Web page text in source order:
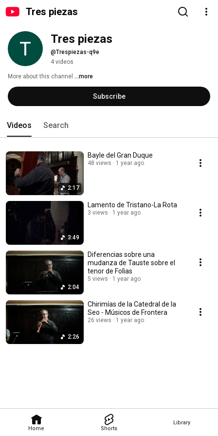
Tres piezas
Home Shorts
Library
Tres piezas
@Trespiezas-q9e
4 videos
More about this channel ...more
Subscribe
Videos Search
2:17
Bayle del Gran Duque
48 views 1 year ago
3:49
Lamento de Tristano-La Rota
3 views 1 year ago
2:04
Diferencias sobre una
mudanza de Tauste sobre el
tenor de Folìas
5 views 1 year ago
2:26
Chirimías de la Catedral de la
Seo - Músicos de Frontera
26 views 1 year ago